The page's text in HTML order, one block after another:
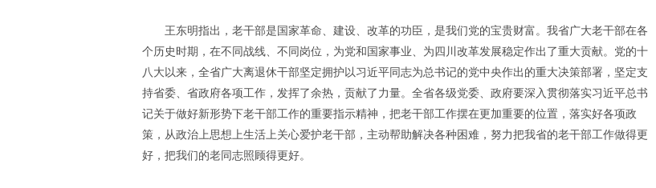
王东明指出，老干部是国家革命、建设、改革的功臣，是我们党的宝贵财富。我省广大老干部在各
个历史时期，在不同战线、不同岗位，为党和国家事业、为四川改革发展稳定作出了重大贡献。党的十
八大以来，全省广大离退休干部坚定拥护以习近平同志为总书记的党中央作出的重大决策部署，坚定支
持省委、省政府各项工作，发挥了余热，贡献了力量。全省各级党委、政府要深入贯彻落实习近平总书
记关于做好新形势下老干部工作的重要指示精神，把老干部工作摆在更加重要的位置，落实好各项政
策，从政治上思想上生活上关心爱护老干部，主动帮助解决各种困难，努力把我省的老干部工作做得更
好，把我们的老同志照顾得更好。